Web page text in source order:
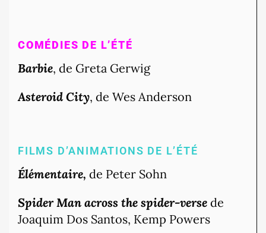
COMÉDIES DE L’ÉTÉ
Barbie, de Greta Gerwig
Asteroid City, de Wes Anderson
FILMS D’ANIMATIONS DE L’ÉTÉ
Élémentaire, de Peter Sohn
Spider Man across the spider-verse de
Joaquim Dos Santos, Kemp Powers